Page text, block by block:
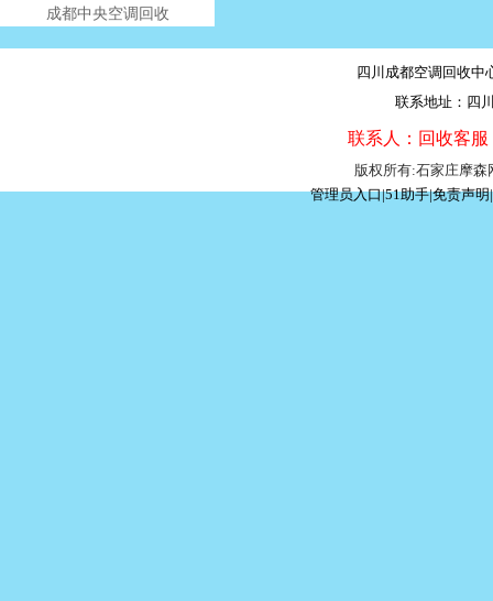
成都中央空调回收
四川成都空调回收中
联系地址：四
联系人：回收客
版权所有:石家庄摩
管理员入口|51助手|免责声明|